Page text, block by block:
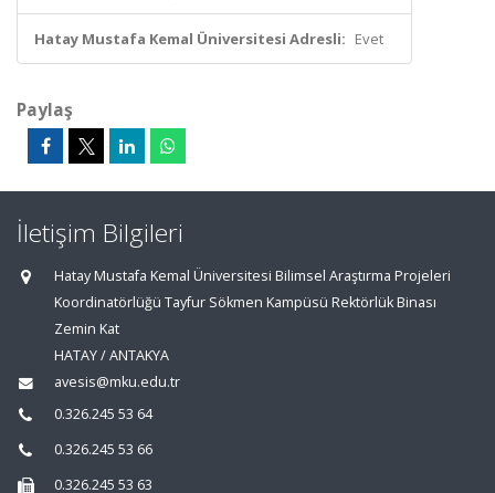
Hatay Mustafa Kemal Üniversitesi Adresli: Evet
Paylaş
İletişim Bilgileri
Hatay Mustafa Kemal Üniversitesi Bilimsel Araştırma Projeleri
Koordinatörlüğü Tayfur Sökmen Kampüsü Rektörlük Binası
Zemin Kat
HATAY / ANTAKYA
avesis@mku.edu.tr
0.326.245 53 64
0.326.245 53 66
0.326.245 53 63